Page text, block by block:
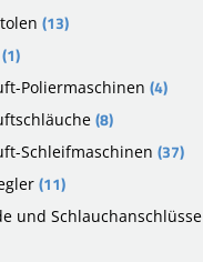
(1)
(13)
(13)
(1)
Poliermaschinen (4)
(8)
Schleifmaschinen (37)
(11)
und Schlauchanschlüsse